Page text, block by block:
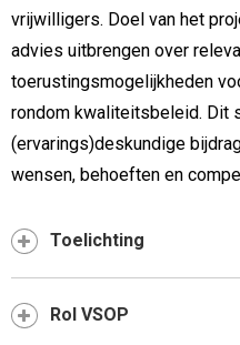
vrijwilligers. Doel van het
advies uitbrengen over
toerustingsmogelijkheden
rondom kwaliteitsbeleid. Dit
(ervarings)deskundige
wensen, behoeften en
Toelichting
Rol VSOP